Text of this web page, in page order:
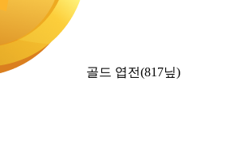
골드 엽전(817닢)